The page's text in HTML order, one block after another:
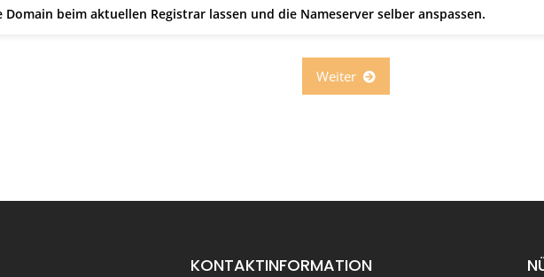
Domain beim aktuellen Registrar lassen und die Nameserver selber anspassen.
KONTAKTINFORMATION